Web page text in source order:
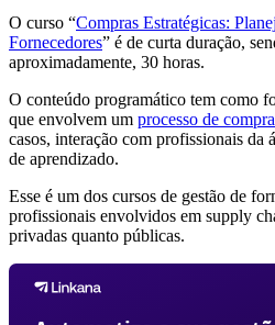
O curso “Compras Estratégicas:
Fornecedores” é de curta duração,
aproximadamente, 30 horas.
O conteúdo programático tem como
que envolvem um processo de
casos, interação com profissionais da
de aprendizado.
Esse é um dos cursos de gestão de
profissionais envolvidos em supply
privadas quanto públicas.